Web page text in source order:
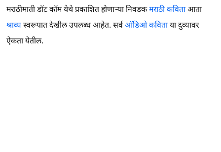
मराठीमाती डॉट कॉम येथे प्रकाशित होणाऱ्या निवडकमराठी कविताआता
श्राव्य स्वरूपात देखील उपलब्ध आहेत. सर्वऑडिओ कविताया दुव्यावर
ऐकता येतील.